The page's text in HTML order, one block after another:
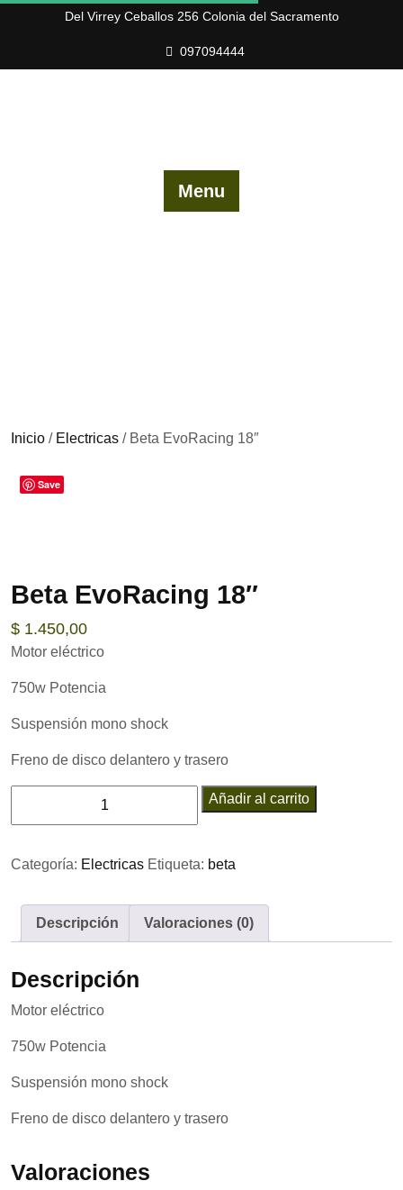
Del Virrey Ceballos 256 Colonia del Sacramento
097094444
Menu
Inicio / Electricas / Beta EvoRacing 18″
Save
Beta EvoRacing 18″
$ 1.450,00
Motor eléctrico
750w Potencia
Suspensión mono shock
Freno de disco delantero y trasero
cantidad
Añadir al carrito
Categoría: Electricas Etiqueta: beta
Descripción Valoraciones (0)
Descripción
Motor eléctrico
750w Potencia
Suspensión mono shock
Freno de disco delantero y trasero
Valoraciones